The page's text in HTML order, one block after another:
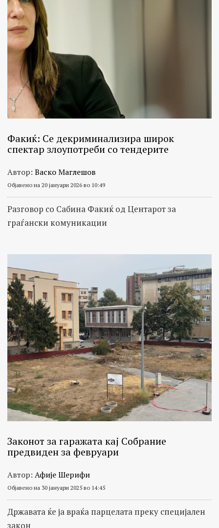
Факиќ: Се декриминализира широк
спектар злоупотреби со тендерите
Автор: Васко Маглешов
Објавено на 20 јануари 2026 во 10:49
Разговор со Сабина Факиќ од Центарот за
граѓански комуникации
Законот за гаражата кај Собрание
предвиден за февруари
Автор: Афије Шерифи
Објавено на 30 јануари 2025 во 14:45
Државата ќе ја враќа парцелата преку специјален
закон